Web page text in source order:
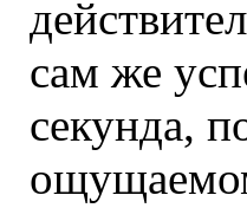
сам же
секунда,